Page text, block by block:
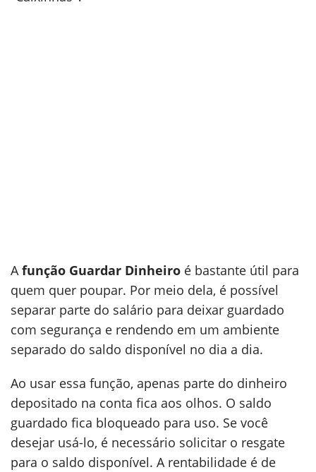
Afunção Guardar Dinheiro é bastante útil para
quem quer poupar. Por meio dela, é possível
separar parte do salário para deixar guardado
com segurança e rendendo em um ambiente
separado do saldo disponível no dia a dia.
Ao usar essa função, apenas parte do dinheiro
depositado na conta fica aos olhos. O saldo
guardado fica bloqueado para uso. Se você
desejar usá-lo, é necessário solicitar o resgate
para o saldo disponível. A rentabilidade é de